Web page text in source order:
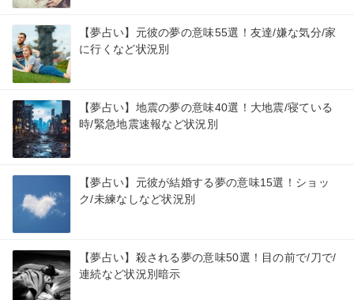
【夢占い】元彼の夢の意味55選！友達/嫌な気分/家
に行くなど状況別
【夢占い】地震の夢の意味40選！大地震/寝ている
時/緊急地震速報など状況別
【夢占い】元彼が結婚する夢の意味15選！ショッ
ク/未練なしなど状況別
【夢占い】殺される夢の意味50選！目の前で/刀で/
連続など状況別暗示